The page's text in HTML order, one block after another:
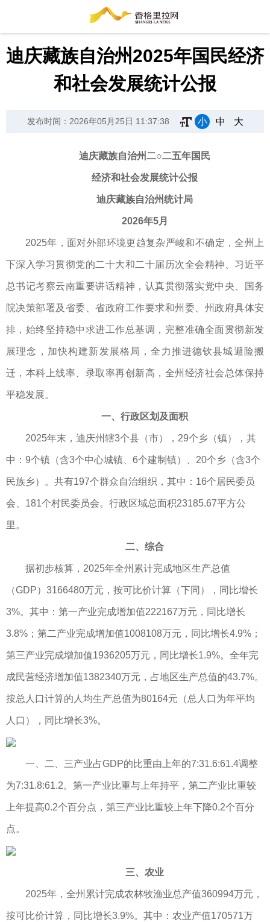
迪庆藏族自治州2025年国民经济
和社会发展统计公报
发布时间：2026年05月25日 11:37:38 小 中 大
迪庆藏族自治州二○二五年国民
经济和社会发展统计公报
迪庆藏族自治州统计局
2026年5月
2025年，面对外部环境更趋复杂严峻和不确定，全州上
下深入学习贯彻党的二十大和二十届历次全会精神、习近平
总书记考察云南重要讲话精神，认真贯彻落实党中央、国务
院决策部署及省委、省政府工作要求和州委、州政府具体安
排，始终坚持稳中求进工作总基调，完整准确全面贯彻新发
展理念，加快构建新发展格局，全力推进德钦县城避险搬
迁，本科上线率、录取率再创新高，全州经济社会总体保持
平稳发展。
一、行政区划及面积
2025年末，迪庆州辖3个县（市），29个乡（镇），其
中：9个镇（含3个中心城镇、6个建制镇）、20个乡（含3个
民族乡）。共有197个群众自治组织，其中：16个居民委员
会、181个村民委员会。行政区域总面积23185.67平方公
里。
二、综合
据初步核算，2025年全州累计完成地区生产总值
（GDP）3166480万元，按可比价计算（下同），同比增长
3%。其中：第一产业完成增加值222167万元，同比增长
3.8%；第二产业完成增加值1008108万元，同比增长4.9%；
第三产业完成增加值1936205万元，同比增长1.9%。全年完
成民营经济增加值1382340万元，占地区生产总值的43.7%。
按总人口计算的人均生产总值为80164元（总人口为年平均
人口），同比增长3%。
一、二、三产业占GDP的比重由上年的7:31.6:61.4调整
为7:31.8:61.2。第一产业比重与上年持平，第二产业比重较
上年提高0.2个百分点，第三产业比重较上年下降0.2个百分
点。
三、农业
2025年，全州累计完成农林牧渔业总产值360994万元，
按可比价计算，同比增长3.9%。其中：农业产值170571万